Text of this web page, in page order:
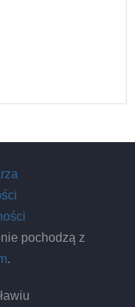
pochodzą z
.